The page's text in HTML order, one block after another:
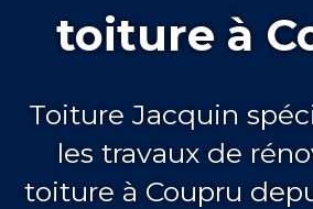
toiture à
Toiture Jacquin
les travaux de
toiture à Coupru